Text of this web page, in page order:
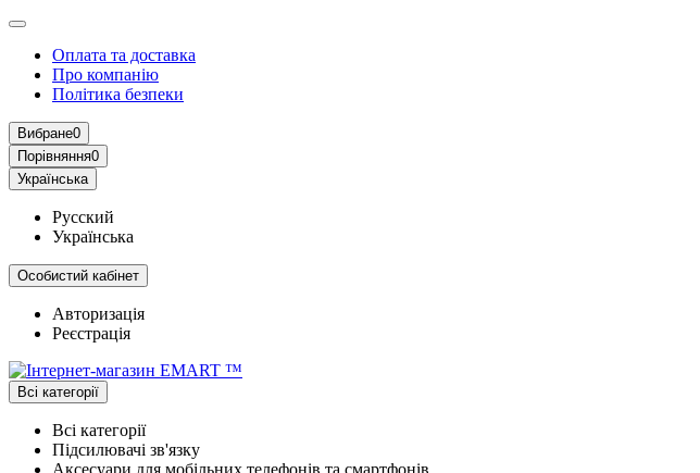
Оплата та доставка
Про компанію
Політика безпеки
Вибране0
Порівняння0
Українська
Русский
Українська
Особистий кабінет
Авторизація
Реєстрація
Всі категорії
Всі категорії
Підсилювачі зв'язку
Аксесуари для мобільних телефонів та смартфонів